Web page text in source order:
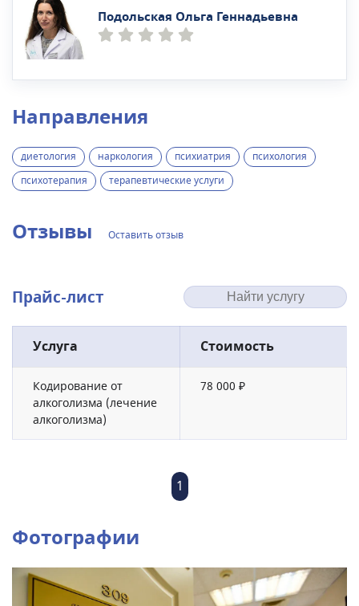
Подольская Ольга Геннадьевна
Направления
диетология наркология психиатрия
психология
психотерапия
терапевтические услуги
Отзывы Оставить отзыв
Прайс-лист
Услуга Стоимость
Кодирование от
алкоголизма (лечение
алкоголизма)
78 000 ₽
1
Фотографии